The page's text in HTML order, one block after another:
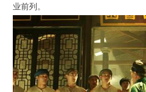
业前列。